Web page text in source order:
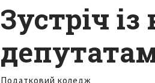
Зустріч
Податковий коледж